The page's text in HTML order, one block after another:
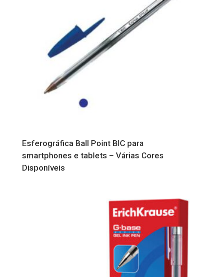
Esferográfica Ball Point BIC para
smartphones e tablets – Várias Cores
Disponíveis